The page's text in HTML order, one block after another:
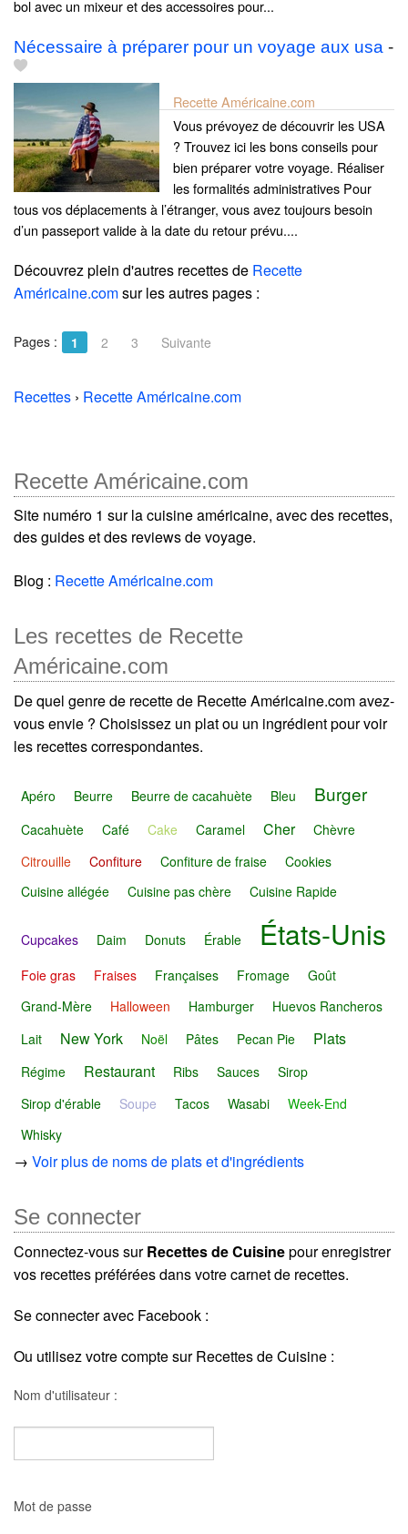
bol avec un mixeur et des accessoires pour...
Nécessaire à préparer pour un voyage aux usa -
Recette Américaine.com
Vous prévoyez de découvrir les USA
? Trouvez ici les bons conseils pour
bien préparer votre voyage. Réaliser
les formalités administratives Pour
tous vos déplacements à l’étranger, vous avez toujours besoin
d’un passeport valide à la date du retour prévu....
Découvrez plein d'autres recettes de Recette
Américaine.comsur les autres pages :
Pages : 1 2 3 Suivante
Recettes › Recette Américaine.com
Recette Américaine.com
Site numéro 1 sur la cuisine américaine, avec des recettes,
des guides et des reviews de voyage.
Blog : Recette Américaine.com
Les recettes de Recette
Américaine.com
De quel genre de recette de Recette Américaine.com avez-
vous envie ? Choisissez un plat ou un ingrédient pour voir
les recettes correspondantes.
Apéro Beurre Beurre de cacahuète Bleu Burger
Cacahuète Café Cake Caramel Cher
Chèvre
Citrouille
Confiture Confiture de fraise
Cookies
Cuisine allégée
Cuisine pas chère Cuisine Rapide
Cupcakes Daim Donuts Érable États-Unis
Foie gras Fraises Françaises Fromage
Goût
Grand-Mère
Halloween Hamburger
Huevos Rancheros
Lait
New York Noël Pâtes Pecan Pie Plats
Régime Restaurant Ribs Sauces
Sirop
Sirop d'érable
Soupe Tacos Wasabi
Week-End
Whisky
→ Voir plus de noms de plats et d'ingrédients
Se connecter
Connectez-vous surRecettes de Cuisinepour enregistrer
vos recettes préférées dans votre carnet de recettes.
Se connecter avec Facebook :
Ou utilisez votre compte sur Recettes de Cuisine :
Nom d'utilisateur :
Mot de passe